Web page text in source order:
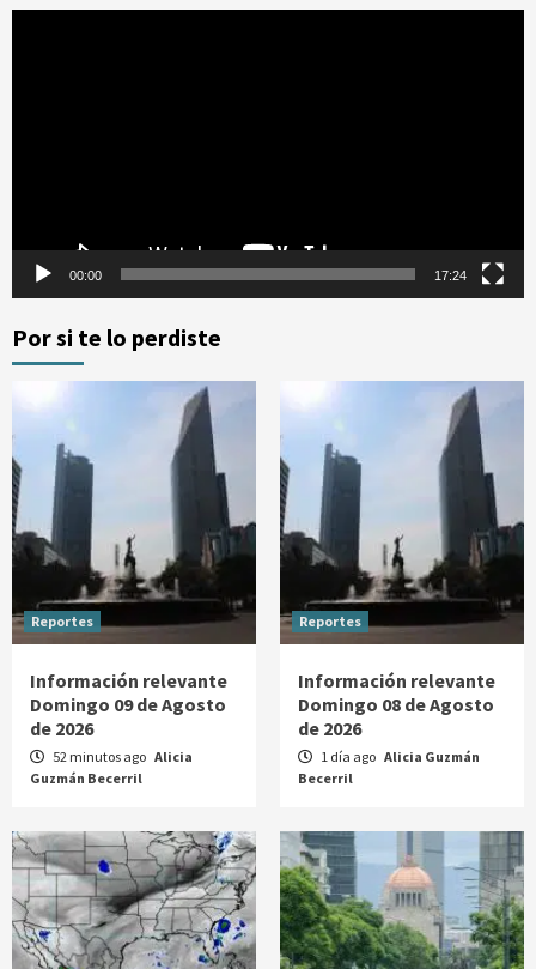
00:00 17:24
Por si te lo perdiste
Reportes
Información relevante
Domingo 09 de Agosto
de 2026
52 minutos ago Alicia
Guzmán Becerril
Reportes
Información relevante
Domingo 08 de Agosto
de 2026
1 día ago Alicia Guzmán
Becerril